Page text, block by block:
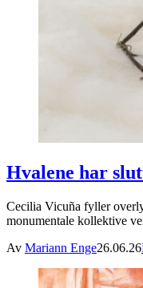
Hvalene har
Cecilia Vicuña fyller
monumentale kollektive
Av Mariann Enge26.06.26